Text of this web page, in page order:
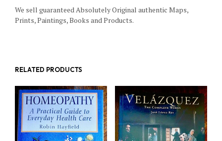
We sell guaranteed Absolutely Original authentic Maps,
Prints, Paintings, Books and Products.
RELATED PRODUCTS